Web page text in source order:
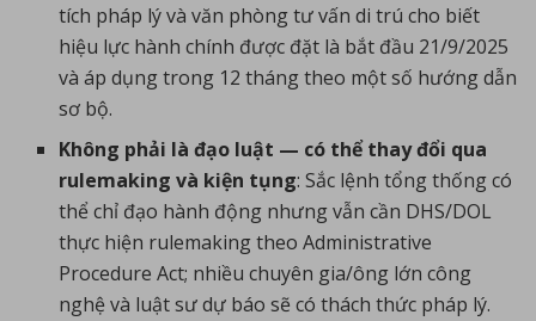
tích pháp lý và văn phòng tư vấn di trú cho biết
hiệu lực hành chính được đặt là bắt đầu 21/9/2025
và áp dụng trong 12 tháng theo một số hướng dẫn
sơ bộ.
Không phải là đạo luật — có thể thay đổi qua
rulemaking và kiện tụng: Sắc lệnh tổng thống có
thể chỉ đạo hành động nhưng vẫn cần DHS/DOL
thực hiện rulemaking theo Administrative
Procedure Act; nhiều chuyên gia/ông lớn công
nghệ và luật sư dự báo sẽ có thách thức pháp lý.